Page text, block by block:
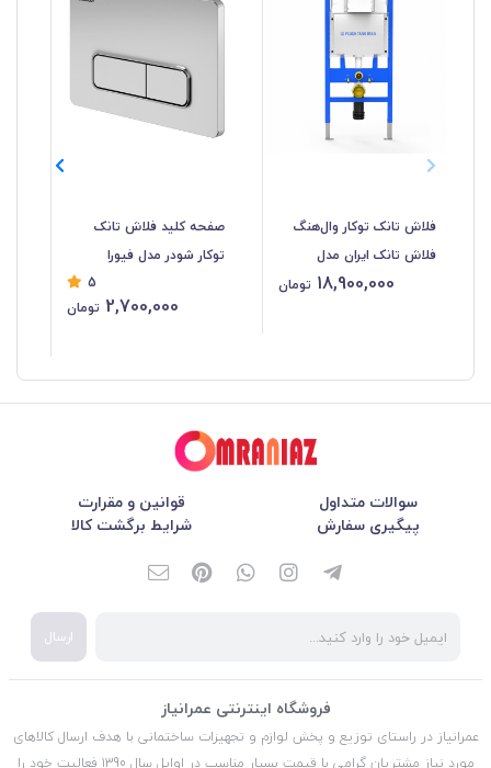
فلاش تانک توکار وال‌هنگ
فلاش تانک ایران مدل
اینفینیتی دوتکه
18,900,000 تومان
صفحه کلید فلاش تانک
توکار شودر مدل فیورا
5
2,700,000 تومان
سوالات متداول
قوانین و مقرارت
پیگیری سفارش
شرایط برگشت کالا
ارسال
فروشگاه اینترنتی عمرانیاز
عمرانیاز در راستای توزیع و پخش لوازم و تجهیزات ساختمانی با هدف ارسال کالاهای
مورد نیاز مشتریان گرامی با قیمت بسیار مناسب در اوایل سال 1390 فعالیت خود را